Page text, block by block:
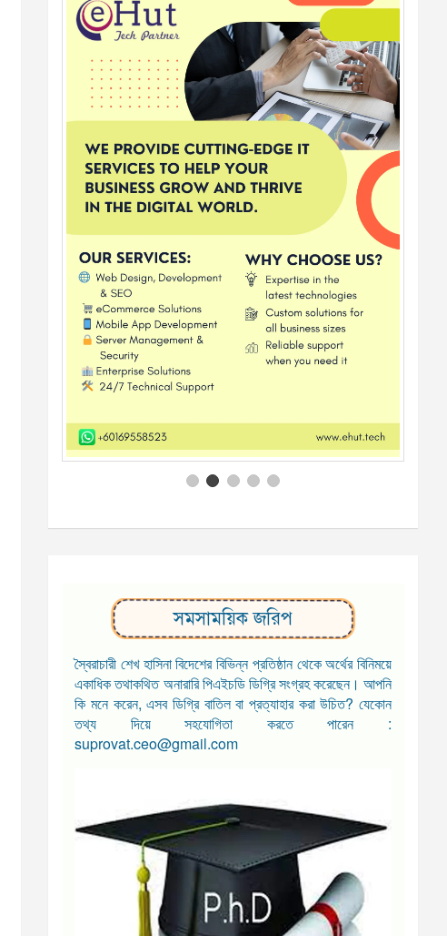
সমসাময়িক জরিপ
স্বৈরাচারী শেখ হাসিনা বিদেশের বিভিন্ন প্রতিষ্ঠান থেকে অর্থের বিনিময়ে
একাধিক তথাকথিত অনারারি পিএইচডি ডিগ্রি সংগ্রহ করেছেন। আপনি
কি মনে করেন, এসব ডিগ্রি বাতিল বা প্রত্যাহার করা উচিত? যেকোন
তথ্য দিয়ে সহযোগিতা করতে পারেন :
suprovat.ceo@gmail.com